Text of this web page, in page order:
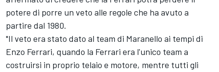
potere di porre un veto alle regole che ha avuto a
partire dal 1980.
"Il veto era stato dato al team di Maranello ai tempi di
Enzo Ferrari, quando la Ferrari era l'unico team a
costruirsi in proprio telaio e motore, mentre tutti gli